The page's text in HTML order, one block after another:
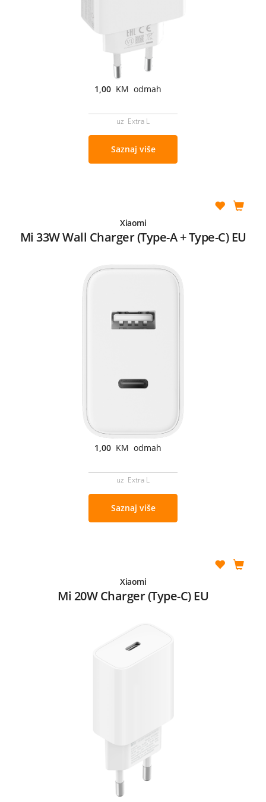
1,00 KM odmah
uz Extra L
Saznaj više
Xiaomi
Mi 33W Wall Charger (Type-A + Type-C) EU
1,00 KM odmah
uz Extra L
Saznaj više
Xiaomi
Mi 20W Charger (Type-C) EU